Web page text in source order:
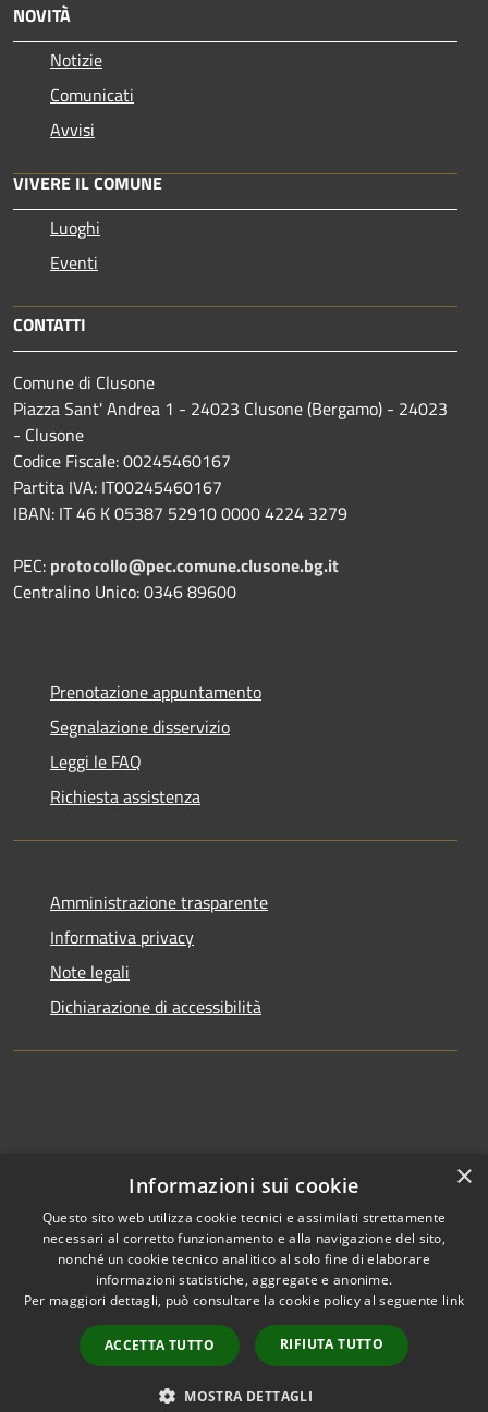
NOVITÀ
Notizie
Comunicati
Avvisi
VIVERE IL COMUNE
Luoghi
Eventi
CONTATTI
Comune di Clusone
Piazza Sant' Andrea 1 - 24023 Clusone (Bergamo) - 24023
- Clusone
Codice Fiscale: 00245460167
Partita IVA: IT00245460167
IBAN: IT 46 K 05387 52910 0000 4224 3279
PEC: protocollo@pec.comune.clusone.bg.it
Centralino Unico: 0346 89600
Prenotazione appuntamento
Segnalazione disservizio
Leggi le FAQ
Richiesta assistenza
Amministrazione trasparente
Informativa privacy
Note legali
Dichiarazione di accessibilità
RSS
Accessibilità
Copyright © 2026 • Comune di
Clusone • Powered by
Municipium•
Accesso
redazione
×
Informazioni sui cookie
Questo sito web utilizza cookie tecnici e assimilati strettamente
necessari al corretto funzionamento e alla navigazione del sito,
nonché un cookie tecnico analitico al solo fine di elaborare
informazioni statistiche, aggregate e anonime.
Per maggiori dettagli, può consultare la cookie policy al seguente link
ACCETTA TUTTO RIFIUTA TUTTO
MOSTRA DETTAGLI